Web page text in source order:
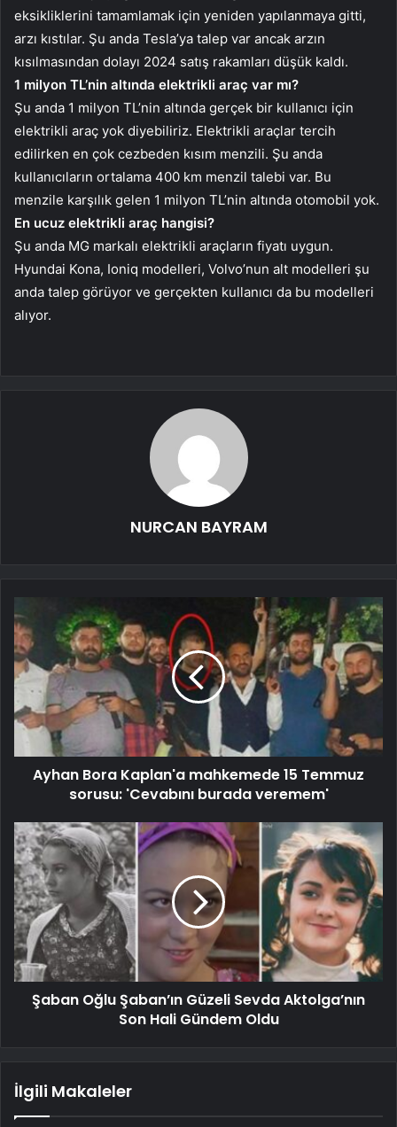
eksikliklerini tamamlamak için yeniden yapılanmaya gitti,
arzı kıstılar. Şu anda Tesla’ya talep var ancak arzın
kısılmasından dolayı 2024 satış rakamları düşük kaldı.
1 milyon TL’nin altında elektrikli araç var mı?
Şu anda 1 milyon TL’nin altında gerçek bir kullanıcı için
elektrikli araç yok diyebiliriz. Elektrikli araçlar tercih
edilirken en çok cezbeden kısım menzili. Şu anda
kullanıcıların ortalama 400 km menzil talebi var. Bu
menzile karşılık gelen 1 milyon TL’nin altında otomobil yok.
En ucuz elektrikli araç hangisi?
Şu anda MG markalı elektrikli araçların fiyatı uygun.
Hyundai Kona, Ioniq modelleri, Volvo’nun alt modelleri şu
anda talep görüyor ve gerçekten kullanıcı da bu modelleri
alıyor.
NURCAN BAYRAM
Ayhan Bora Kaplan'a mahkemede 15 Temmuz
sorusu: 'Cevabını burada veremem'
Şaban Oğlu Şaban’ın Güzeli Sevda Aktolga’nın
Son Hali Gündem Oldu
İlgili Makaleler